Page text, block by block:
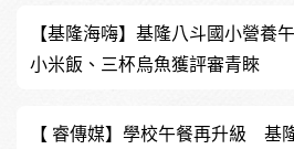
【基隆海嗨】基隆八斗國小營養
小米飯、三杯烏魚獲評審青睞
【 睿傳媒】學校午餐再升級 基